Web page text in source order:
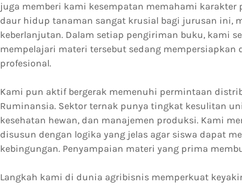
juga memberi kami kesempatan memahami
daur hidup tanaman sangat krusial bagi jurusan ini,
keberlanjutan. Dalam setiap pengiriman buku, kami
mempelajari materi tersebut sedang mempersiapkan
profesional.
Kami pun aktif bergerak memenuhi permintaan
Ruminansia. Sektor ternak punya tingkat kesulitan
kesehatan hewan, dan manajemen produksi. Kami
disusun dengan logika yang jelas agar siswa dapat
kebingungan. Penyampaian materi yang prima
Langkah kami di dunia agribisnis memperkuat